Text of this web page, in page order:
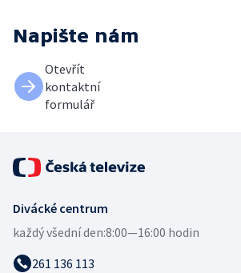
Napište nám
Otevřít
kontaktní
formulář
Divácké centrum
každý všední den:8:00—16:00 hodin
261 136 113